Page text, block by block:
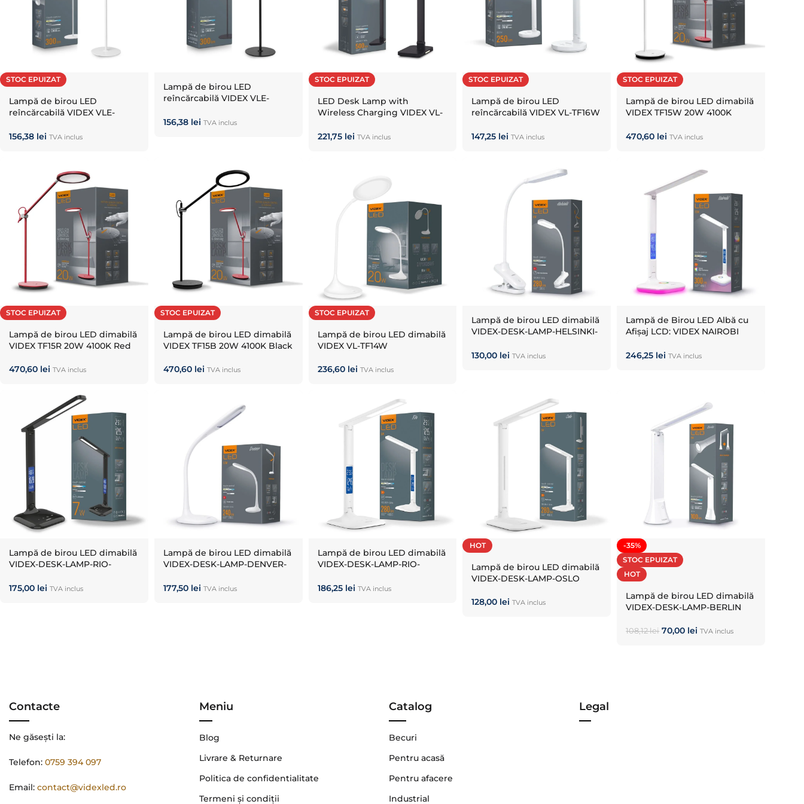
STOC EPUIZAT
Lampă de birou LED
reîncărcabilă VIDEX VLE-
156,38 lei TVA inclus
Lampă de birou LED
reîncărcabilă VIDEX VLE-
156,38 lei TVA inclus
STOC EPUIZAT
LED Desk Lamp with
Wireless Charging VIDEX VL-
221,75 lei TVA inclus
STOC EPUIZAT
Lampă de birou LED
reîncărcabilă VIDEX VL-TF16W
147,25 lei TVA inclus
STOC EPUIZAT
Lampă de birou LED dimabilă
VIDEX TF15W 20W 4100K
470,60 lei TVA inclus
STOC EPUIZAT
Lampă de birou LED dimabilă
VIDEX TF15R 20W 4100K Red
470,60 lei TVA inclus
STOC EPUIZAT
Lampă de birou LED dimabilă
VIDEX TF15B 20W 4100K Black
470,60 lei TVA inclus
STOC EPUIZAT
Lampă de birou LED dimabilă
VIDEX VL-TF14W
236,60 lei TVA inclus
Lampă de birou LED dimabilă
VIDEX-DESK-LAMP-HELSINKI-
130,00 lei TVA inclus
Lampă de Birou LED Albă cu
Afișaj LCD: VIDEX NAIROBI
Reglabilă)
246,25 lei TVA inclus
Lampă de birou LED dimabilă
VIDEX-DESK-LAMP-RIO-
175,00 lei TVA inclus
Lampă de birou LED dimabilă
VIDEX-DESK-LAMP-DENVER-
177,50 lei TVA inclus
Lampă de birou LED dimabilă
VIDEX-DESK-LAMP-RIO-
186,25 lei TVA inclus
HOT
Lampă de birou LED dimabilă
VIDEX-DESK-LAMP-OSLO
128,00 lei TVA inclus
-35%
STOC EPUIZAT
HOT
Lampă de birou LED dimabilă
VIDEX-DESK-LAMP-BERLIN
108,12lei 70,00 lei TVA inclus
Contacte
Ne găsești la:
Telefon: 0759 394 097
Email: contact@videxled.ro
Meniu
Blog
Livrare & Returnare
Politica de confidentialitate
Termeni şi condiţii
Catalog
Becuri
Pentru acasă
Pentru afacere
Industrial
Legal